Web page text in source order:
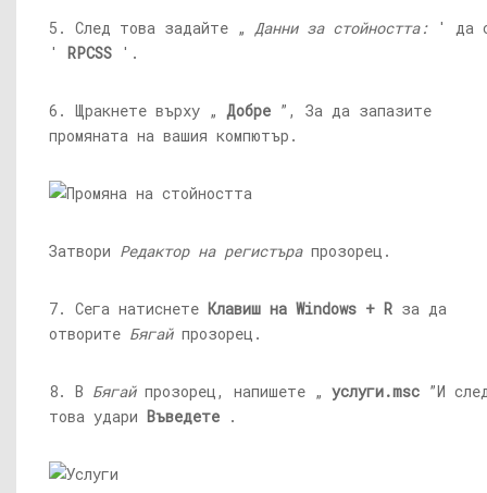
5. След това задайте „ Данни за стойността: ' да
' RPCSS '.
6. Щракнете върху „ Добре ”, За да запазите
промяната на вашия компютър.
Затвори Редактор на регистърапрозорец.
7. Сега натиснете Клавиш на Windows + R за да
отворите Бягайпрозорец.
8. В Бягайпрозорец, напишете „ услуги.msc ”И
това удари Въведете .